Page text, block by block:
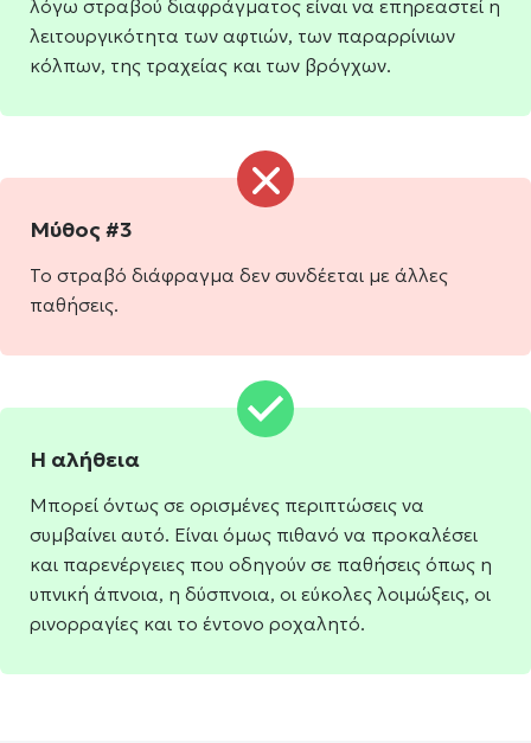
λόγω στραβού διαφράγματος είναι να επηρεαστεί η
λειτουργικότητα των αφτιών, των παραρρίνιων
κόλπων, της τραχείας και των βρόγχων.
Μύθος #3
Το στραβό διάφραγμα δεν συνδέεται με άλλες
παθήσεις.
Η αλήθεια
Μπορεί όντως σε ορισμένες περιπτώσεις να
συμβαίνει αυτό. Είναι όμως πιθανό να προκαλέσει
και παρενέργειες που οδηγούν σε παθήσεις όπως η
υπνική άπνοια, η δύσπνοια, οι εύκολες λοιμώξεις, οι
ρινορραγίες και το έντονο ροχαλητό.